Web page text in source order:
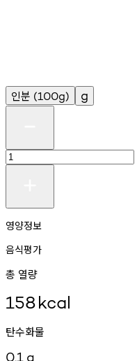
인분 (100g) g
영양정보
음식평가
총 열량
158kcal
탄수화물
0.1 g